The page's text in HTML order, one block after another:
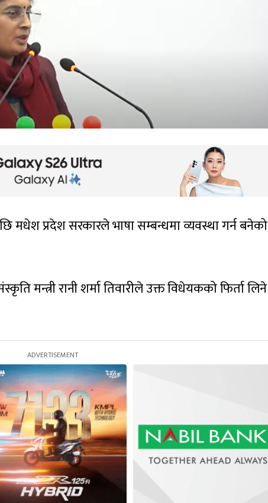
मधेश प्रदेश सरकारले भाषा सम्बन्धमा व्यवस्था गर्न बनेको
मन्त्री रानी शर्मा तिवारीले उक्त विधेयकको फिर्ता लिने